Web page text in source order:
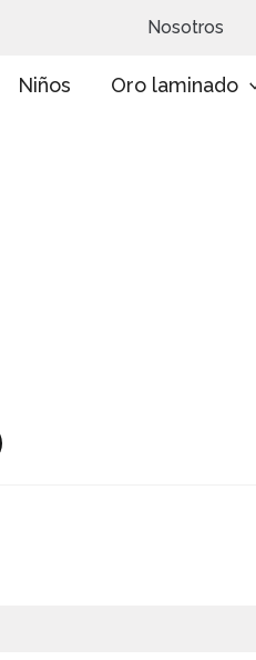
Nosotros
Niños
Oro laminado